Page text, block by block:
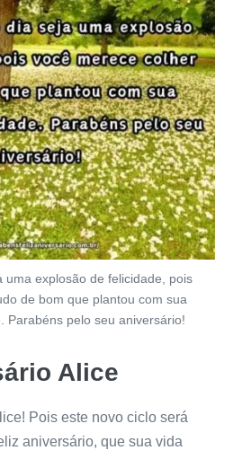
uma explosão de felicidade, pois
de bom que plantou com sua
Parabéns pelo seu aniversário!
Alice
Pois este novo ciclo será
aniversário, que sua vida